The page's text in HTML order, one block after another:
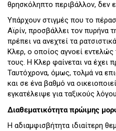
θρησκόληπτο περιβάλλον, δεν
Υπάρχουν στιγμές που το
Αϊρίν, προσβάλλει τον πυρήνα
πρέπει να ανεχτεί τα
Κλερ, ο οποίος αγνοεί εντελώς
τους. Η Κλερ φαίνεται να έχει
Ταυτόχρονα, όμως, τολμά να
και σε ένα βαθμό να
εγκατέλειψε για ταξικούς
Διαθεματικότητα πρώιμης
Η αδιαμφισβήτητα ιδιαίτερη